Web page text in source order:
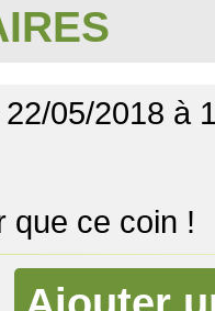
22/05/2018 à
que ce coin !